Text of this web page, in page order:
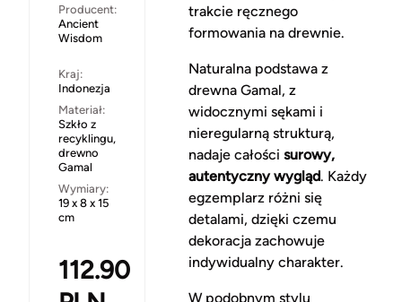
Producent:
Ancient
Wisdom
Kraj:
Indonezja
Materiał:
Szkło z
recyklingu,
drewno
Gamal
Wymiary:
19 x 8 x 15
cm
112.90
trakcie ręcznego
formowania na drewnie.
Naturalna podstawa z
drewna Gamal, z
widocznymi sękami i
nieregularną strukturą,
nadaje całości surowy,
autentyczny wygląd. Każdy
egzemplarz różni się
detalami, dzięki czemu
dekoracja zachowuje
indywidualny charakter.
W podobnym stylu